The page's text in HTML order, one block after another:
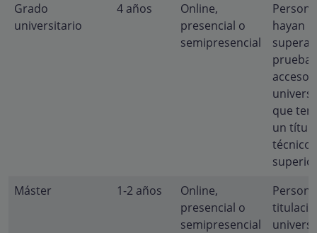
Grado
universitario
4 años
Online,
presencial o
semipresencial
hayan
prueba
acceso
que
un
técnico
Máster
1-2 años
Online,
presencial o
semipresencial